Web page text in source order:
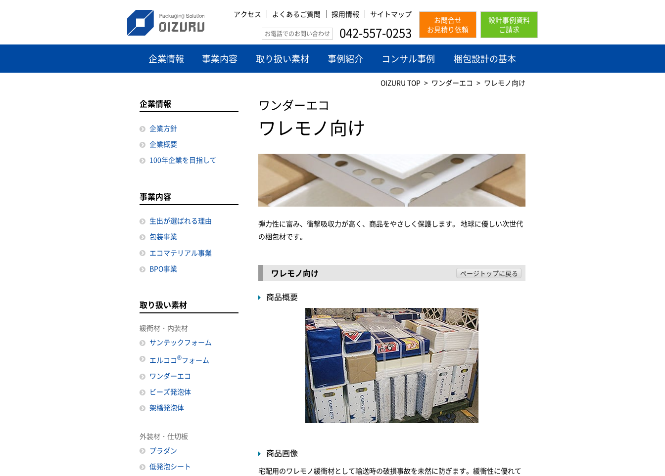
アクセス よくあるご質問 採用情報 サイトマップ
お電話でのお問い合わせ 042-557-0253
お問合せ
お見積り依頼
設計事例資料
ご請求
企業情報 事業内容 取り扱い素材 事例紹介 コンサル事例 梱包設計の基本
OIZURU TOP ワンダーエコ ワレモノ向け
ワンダーエコ
ワレモノ向け
弾力性に富み、衝撃吸収力が高く、商品をやさしく保護します。 地球に優しい次世代
の梱包材です。
ワレモノ向け ページトップに戻る
商品概要
商品画像
宅配用のワレモノ緩衝材として輸送時の破損事故を未然に防ぎます。緩衝性に優れて
企業情報
企業方針
企業概要
100年企業を目指して
事業内容
生出が選ばれる理由
包装事業
エコマテリアル事業
BPO事業
取り扱い素材
緩衝材・内装材
サンテックフォーム
エルココ®フォーム
ワンダーエコ
ビーズ発泡体
架橋発泡体
外装材・仕切板
プラダン
低発泡シート